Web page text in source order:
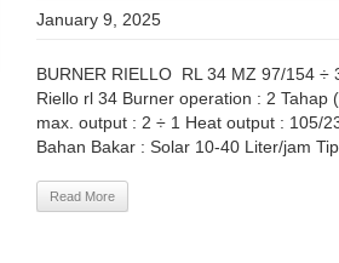
January 9, 2025
BURNER RIELLO RL 34 MZ 97/154 ÷
Riello rl 34 Burner operation : 2
max. output : 2 ÷ 1 Heat output : 105/
Bahan Bakar : Solar 10-40 Liter/jam
Read More